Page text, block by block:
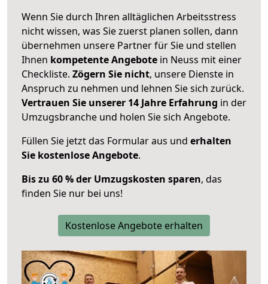
Wenn Sie durch Ihren alltäglichen Arbeitsstress
nicht wissen, was Sie zuerst planen sollen, dann
übernehmen unsere Partner für Sie und stellen
Ihnen kompetente Angebote in Neuss mit einer
Checkliste. Zögern Sie nicht, unsere Dienste in
Anspruch zu nehmen und lehnen Sie sich zurück.
Vertrauen Sie unserer 14 Jahre Erfahrung in der
Umzugsbranche und holen Sie sich Angebote.
Füllen Sie jetzt das Formular aus und erhalten
Sie kostenlose Angebote.
Bis zu 60 % der Umzugskosten sparen, das
finden Sie nur bei uns!
Kostenlose Angebote erhalten